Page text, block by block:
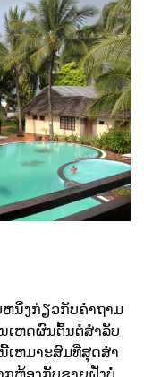
ນຶ່ງກ່ຽວກັບຄໍາຖາມ
ເຫດຜົນຕົ້ນຕໍສໍາລັບ
ເຫມາະສົມທີ່ສຸດສໍາ